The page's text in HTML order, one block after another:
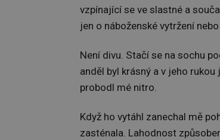
vzpínající se ve slastné a
jen o náboženské vytržení
Není divu. Stačí se na sochu
anděl byl krásný a v jeho
probodl mé nitro.
Když ho vytáhl zanechal mě
zasténala. Lahodnost